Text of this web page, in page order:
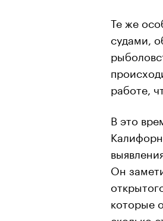
Те же
судами,
работе,
В это
Он
которые